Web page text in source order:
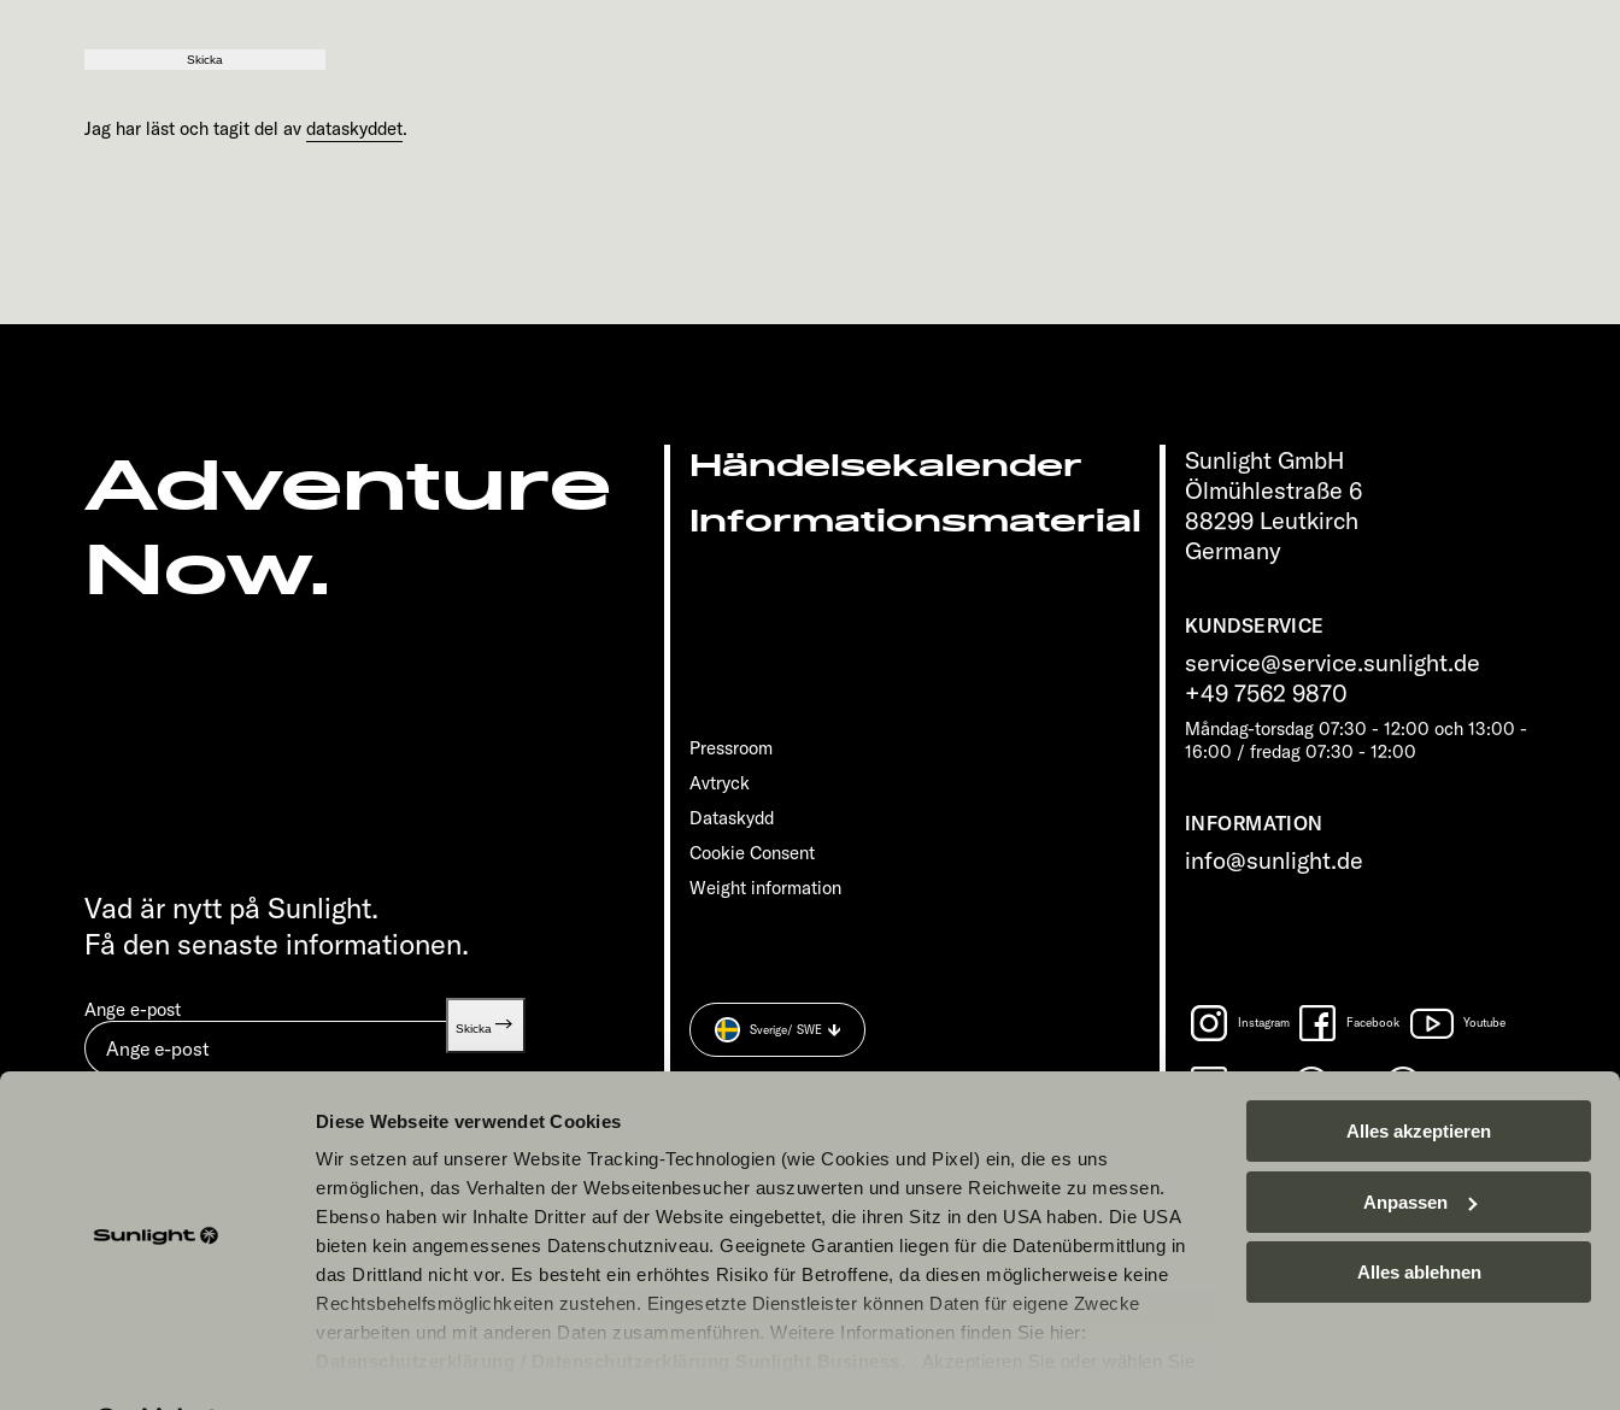
Diese Webseite verwendet Cookies
Wir setzen auf unserer Website Tracking-Technologien (wie Cookies und Pixel) ein, die es uns
ermöglichen, das Verhalten der Webseitenbesucher auszuwerten und unsere Reichweite zu messen.
Ebenso haben wir Inhalte Dritter auf der Website eingebettet, die ihren Sitz in den USA haben. Die USA
bieten kein angemessenes Datenschutzniveau. Geeignete Garantien liegen für die Datenübermittlung in
das Drittland nicht vor. Es besteht ein erhöhtes Risiko für Betroffene, da diesen möglicherweise keine
Rechtsbehelfsmöglichkeiten zustehen. Eingesetzte Dienstleister können Daten für eigene Zwecke
verarbeiten und mit anderen Daten zusammenführen. Weitere Informationen finden Sie hier:
Alles akzeptieren
Anpassen
Alles ablehnen
Skicka
Jag har läst och tagit del av dataskyddet.
Adventure
Now.
Sunlight GmbH
Ölmühlestraße 6
88299 Leutkirch
Germany
KUNDSERVICE
service@service.sunlight.de
+49 7562 9870
Måndag-torsdag 07:30 - 12:00 och 13:00 -
16:00 / fredag ​​07:30 - 12:00
INFORMATION
info@sunlight.de
Händelsekalender
Informationsmaterial
Pressroom
Avtryck
Dataskydd
Cookie Consent
Weight information
Vad är nytt på Sunlight.
Få den senaste informationen.
Ange e-post
Skicka Instagram Facebook Youtube
Sverige/ SWE